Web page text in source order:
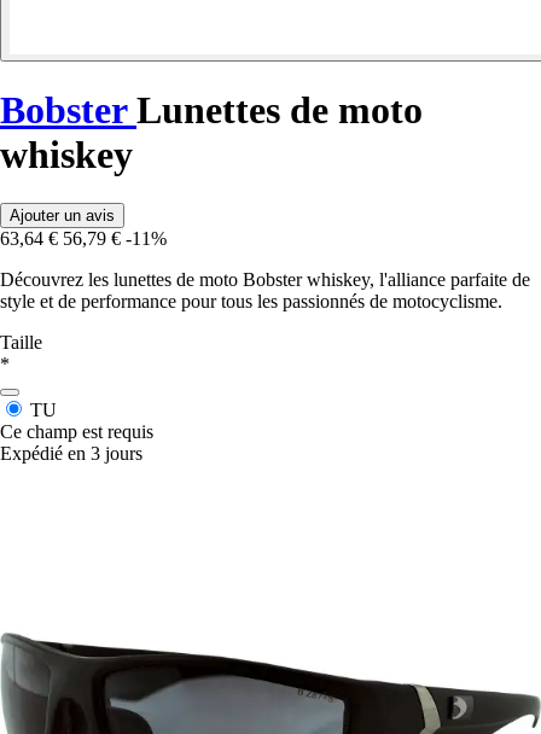
BobsterLunettes de moto
whiskey
Ajouter un avis
63,64 € 56,79 € -11%
Découvrez les lunettes de moto Bobster whiskey, l'alliance parfaite de
style et de performance pour tous les passionnés de motocyclisme.
Taille
*
TU
Ce champ est requis
Expédié en 3 jours